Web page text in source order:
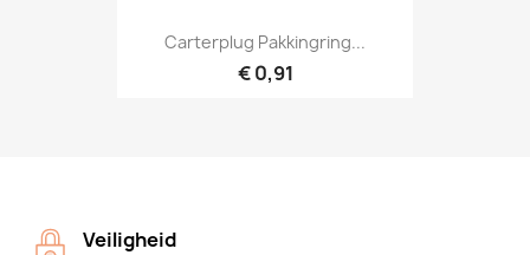
Carterplug Pakkingring...
€ 0,91
Veiligheid